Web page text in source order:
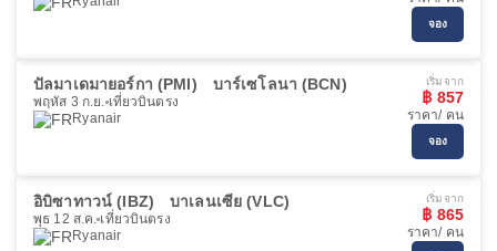
จอง
ปัลมาเดมายอร์กา (PMI) บาร์เซโลนา (BCN)
พฤหัส 3 ก.ย. เที่ยวบินตรง
Ryanair
เริ่มจาก
฿ 857
ราคา/ คน
จอง
อิบิซาทาวน์ (IBZ) บาเลนเซีย (VLC)
พุธ 12 ส.ค. เที่ยวบินตรง
Ryanair
เริ่มจาก
฿ 865
ราคา/ คน